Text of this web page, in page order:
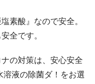
素酸』なので安全。
全です。
の対策は、安心安全
溶液の除菌ダ！をお選